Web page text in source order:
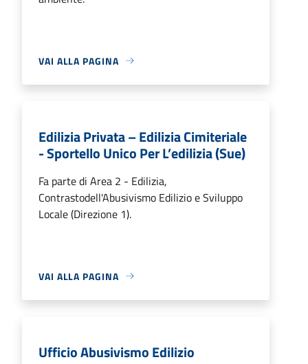
VAI ALLA PAGINA
Edilizia Privata – Edilizia Cimiteriale
- Sportello Unico Per L’edilizia (Sue)
Fa parte di Area 2 - Edilizia,
Contrastodell'Abusivismo Edilizio e Sviluppo
Locale (Direzione 1).
VAI ALLA PAGINA
Ufficio Abusivismo Edilizio